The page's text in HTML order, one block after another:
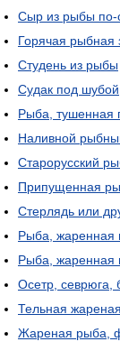
Сыр из рыбы по-
Горячая рыбная
Студень из рыбы
Судак под шубой
Рыба, тушенная
Наливной
Старорусский
Припущенная
Стерлядь или
Рыба, жаренная
Рыба, жаренная
Осетр, севрюга,
Тельная
Жареная рыба,